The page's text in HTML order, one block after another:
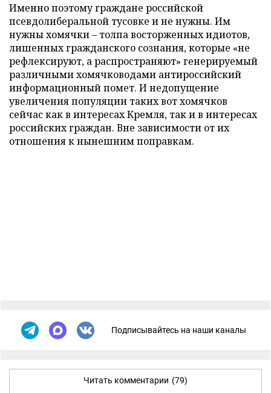
Именно поэтому граждане российской
псевдолиберальной тусовке и не нужны. Им
нужны хомячки – толпа восторженных идиотов,
лишенных гражданского сознания, которые «не
рефлексируют, а распространяют» генерируемый
различными хомячководами антироссийский
информационный помет. И недопущение
увеличения популяции таких вот хомячков
сейчас как в интересах Кремля, так и в интересах
российских граждан. Вне зависимости от их
отношения к нынешним поправкам.
Подписывайтесь на наши каналы
Читать комментарии (79)